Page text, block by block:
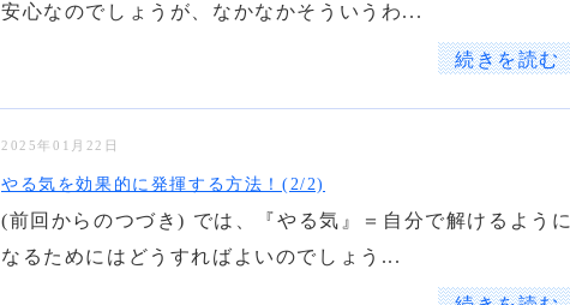
安心なのでしょうが、なかなかそういうわ...
続きを読む
2025年01月22日
やる気を効果的に発揮する方法！(2/2)
(前回からのつづき) では、『やる気』＝自分で解けるように
なるためにはどうすればよいのでしょう...